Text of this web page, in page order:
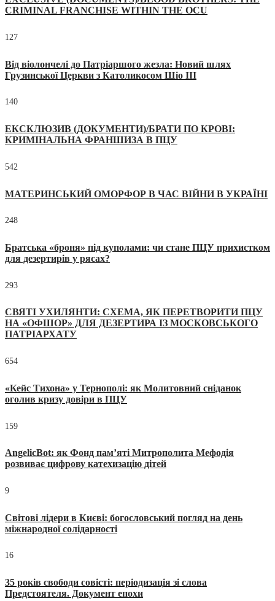
CRIMINAL FRANCHISE WITHIN THE OCU
127
Від віолончелі до Патріаршого жезла: Новий шлях
Грузинської Церкви з Католикосом Шіо III
140
ЕКСКЛЮЗИВ (ДОКУМЕНТИ)/БРАТИ ПО КРОВІ:
КРИМІНАЛЬНА ФРАНШИЗА В ПЦУ
542
МАТЕРИНСЬКИЙ ОМОРФОР В ЧАС ВІЙНИ В УКРАЇНІ
248
Братська «броня» під куполами: чи стане ПЦУ прихистком
для дезертирів у рясах?
293
СВЯТІ УХИЛЯНТИ: СХЕМА, ЯК ПЕРЕТВОРИТИ ПЦУ
НА «ОФШОР» ДЛЯ ДЕЗЕРТИРА ІЗ МОСКОВСЬКОГО
ПАТРІАРХАТУ
654
«Кейс Тихона» у Тернополі: як Молитовний сніданок
оголив кризу довіри в ПЦУ
159
AngelicBot: як Фонд пам’яті Митрополита Мефодія
розвиває цифрову катехизацію дітей
9
Світові лідери в Києві: богословський погляд на день
міжнародної солідарності
16
35 років свободи совісті: періодизація зі слова
Предстоятеля. Документ епохи